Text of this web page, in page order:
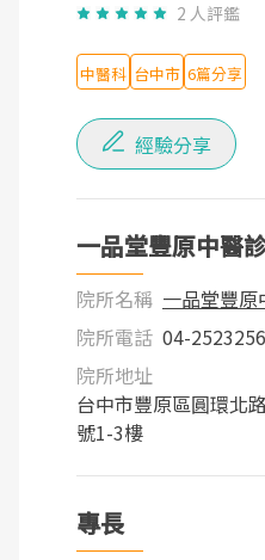
2 人評鑑
中醫科 台中市 6篇分享
經驗分享
一品堂豐原中醫
院所名稱 一品堂豐原
院所電話 04-
院所地址
台中市豐原區圓環北
號1-3樓
專長